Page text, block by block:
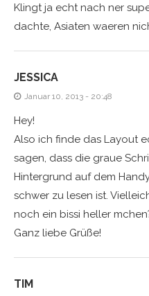
Klingt ja echt nach ner
dachte, Asiaten waeren
JESSICA
Januar 10, 2013 - 20:48
Hey!
Also ich finde das Layout
sagen, dass die graue
Hintergrund auf dem
schwer zu lesen ist.
noch ein bissi heller
Ganz liebe Grüße!
TIM